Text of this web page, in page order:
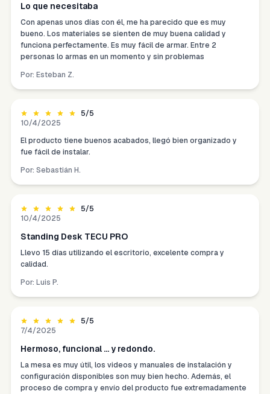
Lo que necesitaba
Con apenas unos días con él, me ha parecido que es muy
bueno. Los materiales se sienten de muy buena calidad y
funciona perfectamente. Es muy fácil de armar. Entre 2
personas lo armas en un momento y sin problemas
Por: Esteban Z.
5/5
10/4/2025
El producto tiene buenos acabados, llegó bien organizado y
fue fácil de instalar.
Por: Sebastián H.
5/5
10/4/2025
Standing Desk TECU PRO
Llevo 15 días utilizando el escritorio, excelente compra y
calidad.
Por: Luis P.
5/5
7/4/2025
Hermoso, funcional ... y redondo.
La mesa es muy útil, los videos y manuales de instalación y
configuración disponibles son muy bien hecho. Además, el
proceso de compra y envío del producto fue extremadamente